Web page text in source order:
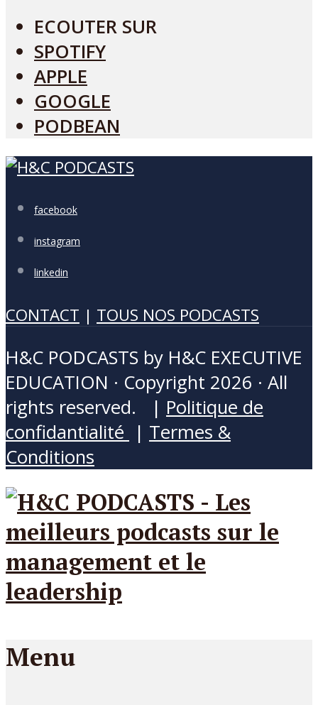
ECOUTER SUR
SPOTIFY
APPLE
GOOGLE
PODBEAN
facebook
instagram
linkedin
CONTACT | TOUS NOS PODCASTS
H&C PODCASTS by H&C EXECUTIVE
EDUCATION · Copyright 2026 · All
rights reserved. | Politique de
confidantialité | Termes &
Conditions
Menu